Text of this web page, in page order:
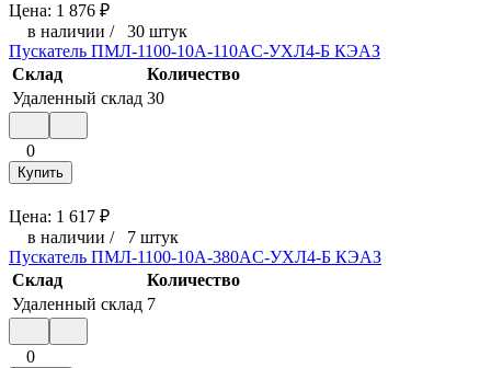
Цена: 1 876 ₽
в наличии / 30 штук
Пускатель ПМЛ-1100-10А-110AC-УХЛ4-Б КЭАЗ
Склад
Количество
Удаленный склад 30
0
Купить
Цена: 1 617 ₽
в наличии / 7 штук
Пускатель ПМЛ-1100-10А-380AC-УХЛ4-Б КЭАЗ
Склад
Количество
Удаленный склад 7
0